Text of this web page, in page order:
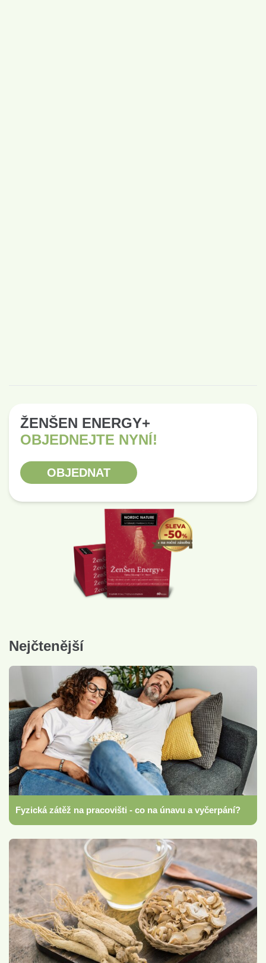
ŽENŠEN ENERGY+
OBJEDNEJTE NYNÍ!
OBJEDNAT
Nejčtenější
Fyzická zátěž na pracovišti - co na únavu a vyčerpání?